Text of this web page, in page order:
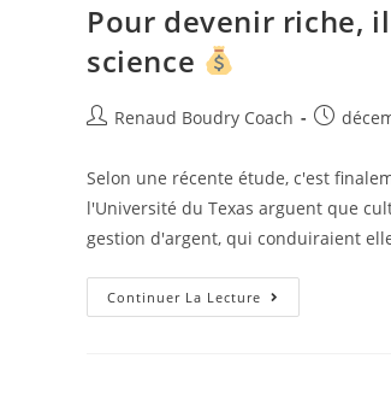
Pour devenir riche,
science
Renaud Boudry Coach
Selon une récente étude, c'est
l'Université du Texas arguent que
gestion d'argent, qui conduiraient
Continuer La Lecture